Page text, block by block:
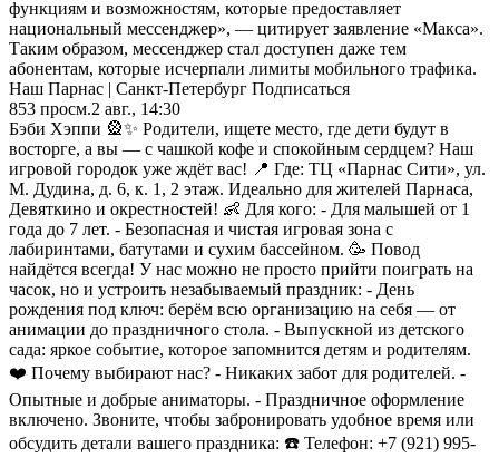
функциям и возможностям, которые предоставляет
национальный мессенджер», — цитирует заявление «Макса».
Таким образом, мессенджер стал доступен даже тем
абонентам, которые исчерпали лимиты мобильного трафика.
Наш Парнас | Санкт-Петербург Подписаться
853 просм.2 авг., 14:30
Бэби Хэппи 🎡✨ Родители, ищете место, где дети будут в
восторге, а вы — с чашкой кофе и спокойным сердцем? Наш
игровой городок уже ждёт вас! 📍 Где: ТЦ «Парнас Сити», ул.
М. Дудина, д. 6, к. 1, 2 этаж. Идеально для жителей Парнаса,
Девяткино и окрестностей! 👶 Для кого: - Для малышей от 1
года до 7 лет. - Безопасная и чистая игровая зона с
лабиринтами, батутами и сухим бассейном. 🥳 Повод
найдётся всегда! У нас можно не просто прийти поиграть на
часок, но и устроить незабываемый праздник: - День
рождения под ключ: берём всю организацию на себя — от
анимации до праздничного стола. - Выпускной из детского
сада: яркое событие, которое запомнится детям и родителям.
❤️ Почему выбирают нас? - Никаких забот для родителей. -
Опытные и добрые аниматоры. - Праздничное оформление
включено. Звоните, чтобы забронировать удобное время или
обсудить детали вашего праздника: ☎️ Телефон: +7 (921) 995-